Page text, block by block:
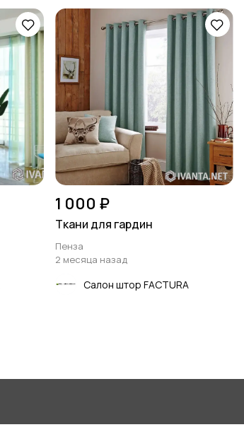
1 000 ₽
Ткани для гардин
Пенза
2 месяца назад
Салон штор FACTURA